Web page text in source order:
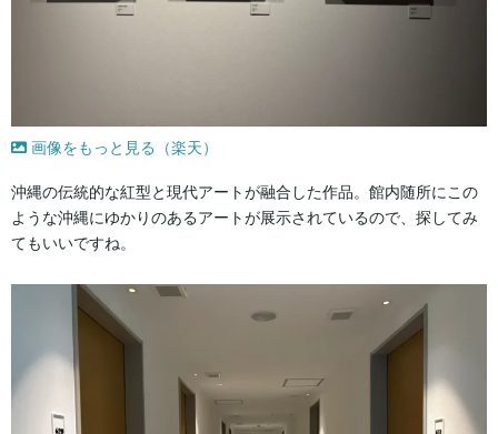
画像をもっと見る（楽天）
沖縄の伝統的な紅型と現代アートが融合した作品。館内随所にこの
ような沖縄にゆかりのあるアートが展示されているので、探してみ
てもいいですね。